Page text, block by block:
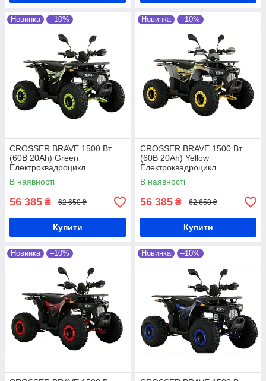
Новинка –10%
CROSSER BRAVE 1500 Вт
(60В 20Ah) Green
Електроквадроцикл
В наявності
56 385 ₴ 62 650 ₴
Купити
Новинка –10%
CROSSER BRAVE 1500 Вт
(60В 20Ah) Yellow
Електроквадроцикл
В наявності
56 385 ₴ 62 650 ₴
Купити
Новинка –10% Новинка –10%